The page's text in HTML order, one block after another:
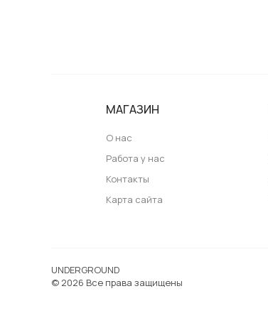
МАГАЗИН
О нас
Работа у нас
Контакты
Карта сайта
UNDERGROUND
© 2026 Все права защищены